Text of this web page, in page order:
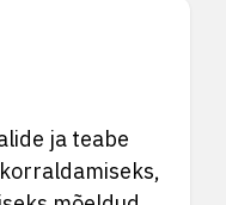
ja teabe